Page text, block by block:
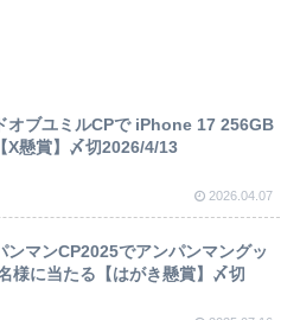
オブユミルCPで iPhone 17 256GB
X懸賞】〆切2026/4/13
2026.04.07
ンマンCP2025でアンパンマングッ
様に当たる【はがき懸賞】〆切